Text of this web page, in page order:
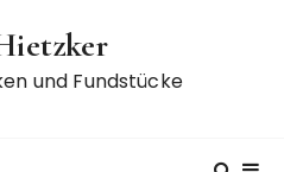
und Fundstücke